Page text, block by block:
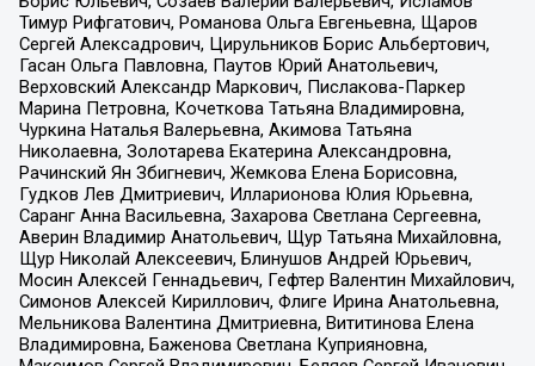
Тимур Рифгатович, Романова Ольга Евгеньевна, Щаров
Сергей Алексадрович, Цирульников Борис Альбертович,
Гасан Ольга Павловна, Паутов Юрий Анатольевич,
Верховский Александр Маркович, Пислакова-Паркер
Марина Петровна, Кочеткова Татьяна Владимировна,
Чуркина Наталья Валерьевна, Акимова Татьяна
Николаевна, Золотарева Екатерина Александровна,
Рачинский Ян Збигневич, Жемкова Елена Борисовна,
Гудков Лев Дмитриевич, Илларионова Юлия Юрьевна,
Саранг Анна Васильевна, Захарова Светлана Сергеевна,
Аверин Владимир Анатольевич, Щур Татьяна Михайловна,
Щур Николай Алексеевич, Блинушов Андрей Юрьевич,
Мосин Алексей Геннадьевич, Гефтер Валентин Михайлович,
Симонов Алексей Кириллович, Флиге Ирина Анатольевна,
Мельникова Валентина Дмитриевна, Вититинова Елена
Владимировна, Баженова Светлана Куприяновна,